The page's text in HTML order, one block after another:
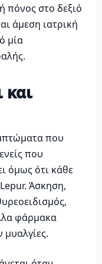
πόνος στο δεξιό
άμεση ιατρική
μία
και
που
που
όμως ότι κάθε
Άσκηση,
φάρμακα